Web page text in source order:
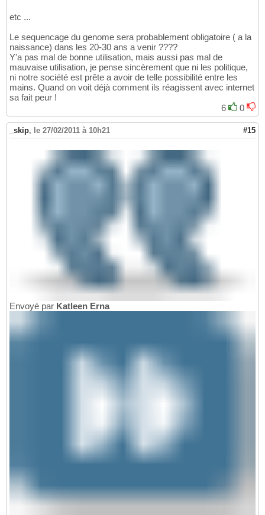
etc ...
Le sequencage du genome sera probablement obligatoire ( a la
naissance) dans les 20-30 ans a venir ????
Y'a pas mal de bonne utilisation, mais aussi pas mal de
mauvaise utilisation, je pense sincèrement que ni les politique,
ni notre société est prête a avoir de telle possibilité entre les
mains. Quand on voit déjà comment ils réagissent avec internet
sa fait peur !
6
0
_skip, le 27/02/2011 à 10h21 #15
Envoyé par Katleen Erna